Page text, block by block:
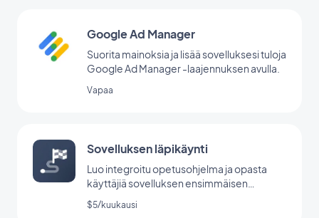
Google Ad Manager
Suorita mainoksia ja lisää sovelluksesi tuloja
Google Ad Manager -laajennuksen avulla.
Vapaa
Sovelluksen läpikäynti
Luo integroitu opetusohjelma ja opasta
käyttäjiä sovelluksen ensimmäisen
käynnistyksen aikana.
$5/kuukausi